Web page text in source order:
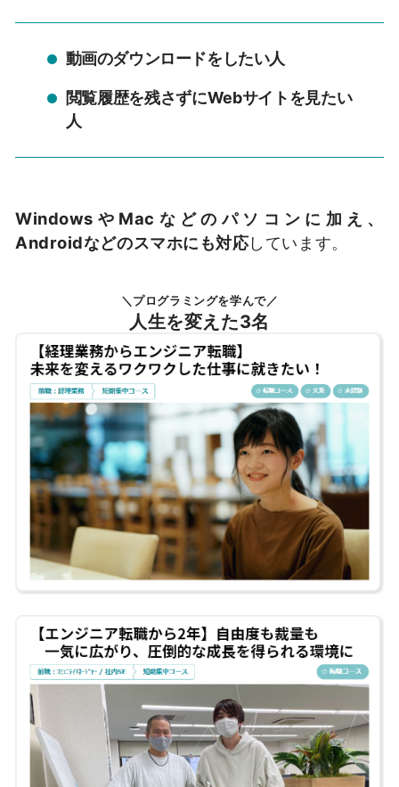
動画のダウンロードをしたい人
閲覧履歴を残さずにWebサイトを見たい
人
WindowsやMacなどのパソコンに加え、
Androidなどのスマホにも対応しています。
＼プログラミングを学んで／
人生を変えた3名